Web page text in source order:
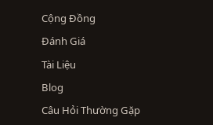
Cộng Đồng
Đánh Giá
Tài Liệu
Blog
Câu Hỏi Thường Gặp